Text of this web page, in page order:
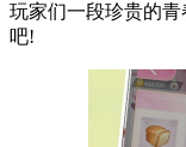
玩家们一段珍贵的
吧!